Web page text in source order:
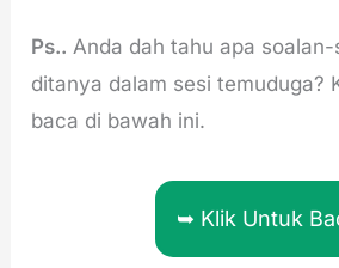
Ps.. Anda dah tahu apa
ditanya dalam sesi temuduga?
baca di bawah ini.
➥ Klik Untuk